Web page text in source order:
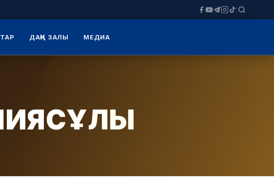
ДАҢҚ ЗАЛЫ МЕДИА